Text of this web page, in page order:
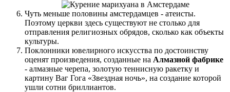
Чуть меньше половины амстердамцев - атеисты.
Поэтому церкви здесь существуют не столько для
отправления религиозных обрядов, сколько как объекты
культуры.
Поклонники ювелирного искусства по достоинству
оценят произведения, созданные на Алмазной фабрике
- алмазные черепа, золотую теннисную ракетку и
картину Ваг Гога «Звездная ночь», на создание которой
ушли сотни бриллиантов.